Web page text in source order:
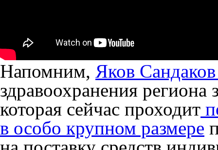
Напомним, Яков
здравоохранения региона
которая сейчас проходит
в особо крупном размере